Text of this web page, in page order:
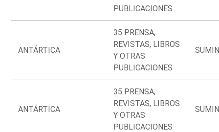
PUBLICACIONES
ANTÁRTICA
35 PRENSA,
REVISTAS, LIBROS
Y OTRAS
PUBLICACIONES
ANTÁRTICA
35 PRENSA,
REVISTAS, LIBROS
Y OTRAS
PUBLICACIONES